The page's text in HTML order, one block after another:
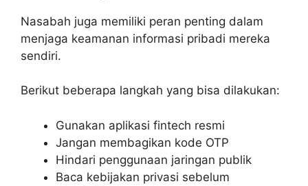
Nasabah juga memiliki peran penting dalam
menjaga keamanan informasi pribadi mereka
sendiri.
Berikut beberapa langkah yang bisa dilakukan:
Gunakan aplikasi fintech resmi
Jangan membagikan kode OTP
Hindari penggunaan jaringan publik
Baca kebijakan privasi sebelum